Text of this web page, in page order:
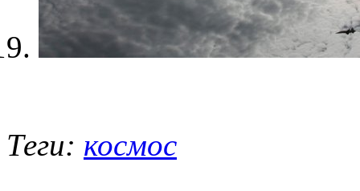
Теги: космос